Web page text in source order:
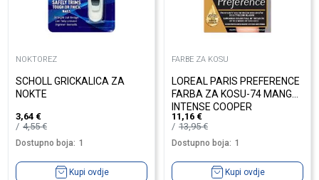
NOKTOREZ
SCHOLL GRICKALICA ZA
NOKTE
3,64 €
4,55€
Dostupno boja: 1
Kupi ovdje
FARBE ZA KOSU
LOREAL PARIS PREFERENCE
FARBA ZA KOSU-74 MANGO
INTENSE COOPER
11,16 €
13,95€
Dostupno boja: 1
Kupi ovdje